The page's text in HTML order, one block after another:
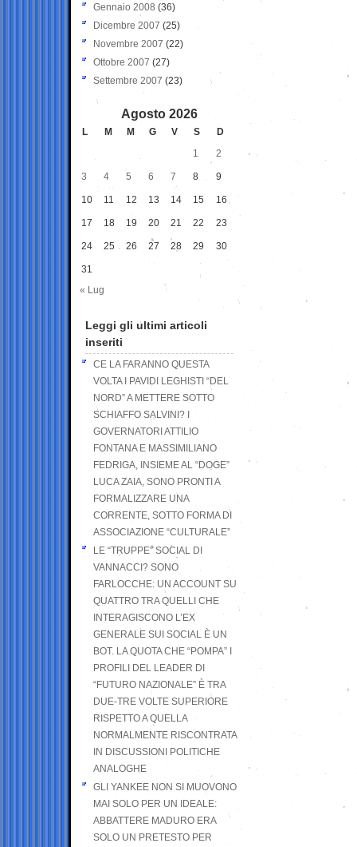
Gennaio 2008 (36)
Dicembre 2007 (25)
Novembre 2007 (22)
Ottobre 2007 (27)
Settembre 2007 (23)
Agosto 2026
L M M G V S
D
1
2
3 4 5 6 7 8 9
10 11 12 13 14 15 16
17 18 19 20 21 22 23
24 25 26 27 28 29 30
31
« Lug
Leggi gli ultimi articoli
inseriti
CE LA FARANNO QUESTA
VOLTA I PAVIDI LEGHISTI “DEL
NORD” A METTERE SOTTO
SCHIAFFO SALVINI? I
GOVERNATORI ATTILIO
FONTANA E MASSIMILIANO
FEDRIGA, INSIEME AL “DOGE”
LUCA ZAIA, SONO PRONTI A
FORMALIZZARE UNA
CORRENTE, SOTTO FORMA DI
ASSOCIAZIONE “CULTURALE”
LE “TRUPPE” SOCIAL DI
VANNACCI? SONO
FARLOCCHE: UN ACCOUNT SU
QUATTRO TRA QUELLI CHE
INTERAGISCONO L’EX
GENERALE SUI SOCIAL È UN
BOT. LA QUOTA CHE “POMPA” I
PROFILI DEL LEADER DI
“FUTURO NAZIONALE” È TRA
DUE-TRE VOLTE SUPERIORE
RISPETTO A QUELLA
NORMALMENTE RISCONTRATA
IN DISCUSSIONI POLITICHE
ANALOGHE
GLI YANKEE NON SI MUOVONO
MAI SOLO PER UN IDEALE:
ABBATTERE MADURO ERA
SOLO UN PRETESTO PER